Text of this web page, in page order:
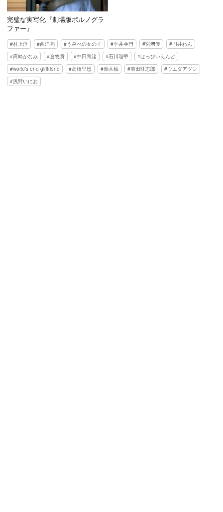
完璧な実写化『劇場版ポルノグラ
ファー』
村上淳 西洋亮 うみべの女の子 平井亜門 宮﨑優
円井わん
高崎かなみ
倉悠貴 中田青渚 石川瑠華
はっぴいえんど
world's end girlfriend
髙橋里恩 青木柚 前田旺志郎
ウエダアツシ
浅野いにお